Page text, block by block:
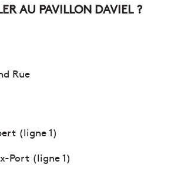
AU PAVILLON DAVIEL ?
Rue
(ligne 1)
Port (ligne 1)